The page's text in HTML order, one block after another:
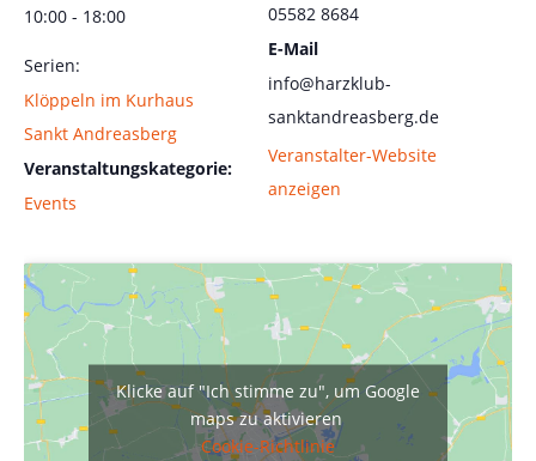
10:00 - 18:00
Serien:
Klöppeln im Kurhaus
Sankt Andreasberg
Veranstaltungskategorie:
Events
05582 8684
E-Mail
info@harzklub-
sanktandreasberg.de
Veranstalter-Website
anzeigen
Klicke auf "Ich stimme zu", um Google
maps zu aktivieren
Cookie-Richtlinie